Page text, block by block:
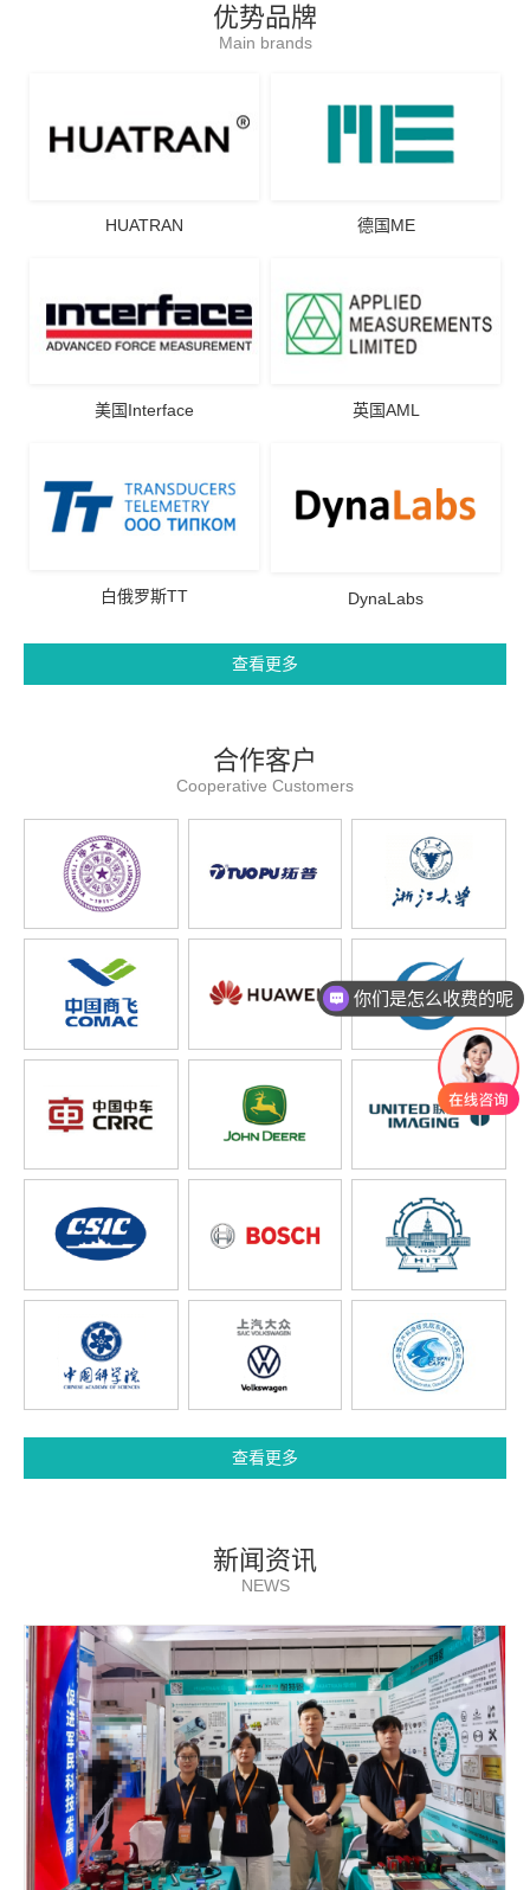
优势品牌
Main brands
HUATRAN 德国ME
美国Interface 英国AML
白俄罗斯TT DynaLabs
查看更多
合作客户
Cooperative Customers
查看更多
新闻资讯
NEWS
你们是怎么收费的呢